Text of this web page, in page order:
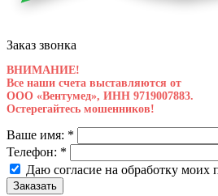
Заказ звонка
ВНИМАНИЕ!
Все наши счета выставляются от
ООО «Вентумед», ИНН 9719007883.
Остерегайтесь мошенников!
Ваше имя: *
Телефон: *
Даю согласие на обработку моих
Заказать